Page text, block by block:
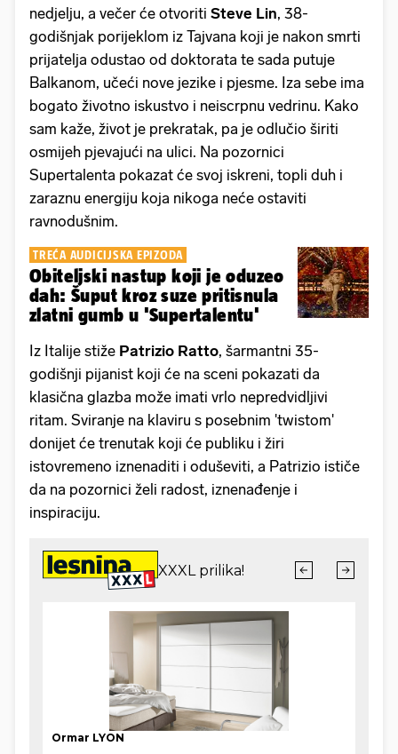
nedjelju, a večer će otvoriti Steve Lin, 38-
godišnjak porijeklom iz Tajvana koji je nakon smrti
prijatelja odustao od doktorata te sada putuje
Balkanom, učeći nove jezike i pjesme. Iza sebe ima
bogato životno iskustvo i neiscrpnu vedrinu. Kako
sam kaže, život je prekratak, pa je odlučio širiti
osmijeh pjevajući na ulici. Na pozornici
Supertalenta pokazat će svoj iskreni, topli duh i
zaraznu energiju koja nikoga neće ostaviti
ravnodušnim.
TREĆA AUDICIJSKA EPIZODA
Obiteljski nastup koji je oduzeo
dah: Šuput kroz suze pritisnula
zlatni gumb u 'Supertalentu'
Iz Italije stiže Patrizio Ratto, šarmantni 35-
godišnji pijanist koji će na sceni pokazati da
klasična glazba može imati vrlo nepredvidljivi
ritam. Sviranje na klaviru s posebnim 'twistom'
donijet će trenutak koji će publiku i žiri
istovremeno iznenaditi i oduševiti, a Patrizio ističe
da na pozornici želi radost, iznenađenje i
inspiraciju.